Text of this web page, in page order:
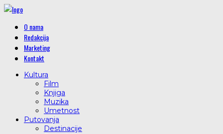
O nama
Redakcija
Marketing
Kontakt
Kultura
Film
Knjiga
Muzika
Umetnost
Putovanja
Destinacije